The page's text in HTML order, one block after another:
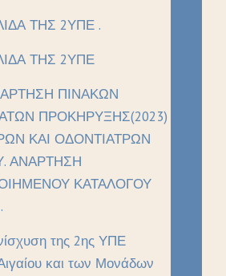
ΤΗΣ 2ΥΠΕ .
ΤΗΣ 2ΥΠΕ
ΠΙΝΑΚΩΝ
ΠΡΟΚΗΡΥΞΗΣ(2023)
ΚΑΙ ΟΔΟΝΤΙΑΤΡΩΝ
ΑΝΑΡΤΗΣΗ
ΚΑΤΑΛΟΓΟΥ
της 2ης ΥΠΕ
και των Μονάδων